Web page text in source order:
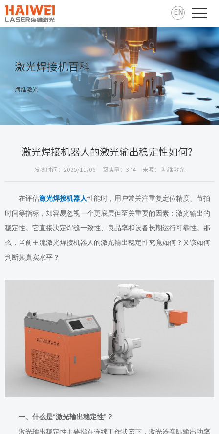
EN
激光焊接机百科
海维激光
激光焊接机器人的激光输出稳定性如何？
发表时间：2025/11/06 阅读量：374 来源： 海维激光
在评估激光焊接机器人性能时，用户常关注重复定位精度、节拍
时间等指标，却容易忽视一个更底层但至关重要的因素：激光输出的
稳定性。它直接决定焊缝一致性、良品率和设备长期运行可靠性。那
么，当前主流激光焊接机器人的激光输出稳定性究竟如何？又该如何
判断其真实水平？
一、什么是“激光输出稳定性” ？
激光输出稳定性主要指在连续工作状态下，激光器实际输出功率